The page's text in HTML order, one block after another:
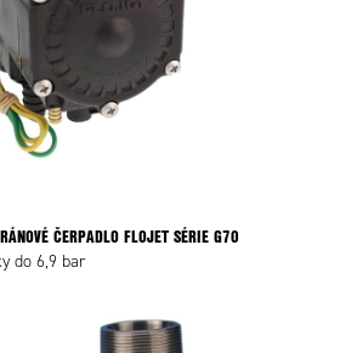
ČERPADLO FLOJET SÉRIE G70
do 6,9 bar